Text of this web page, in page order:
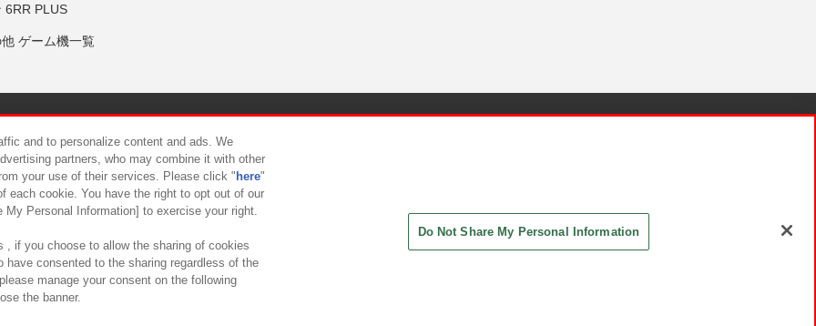
6RR PLUS
ゲーム機一覧
について カスタマーハラスメント対応方針
and to personalize content and ads. We
partners, who may combine it with other
your use of their services. Please click " here"
each cookie. You have the right to opt out of our
Personal Information] to exercise your right.
, if you choose to allow the sharing of cookies
have consented to the sharing regardless of the
manage your consent on the following
the banner.
Do Not Share My Personal Information